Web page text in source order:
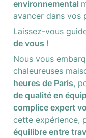
environnemental
avancer dans vos
Laissez-vous
de vous !
Nous vous
chaleureuses
heures de Paris,
de qualité en
complice expert
cette expérience,
équilibre entre